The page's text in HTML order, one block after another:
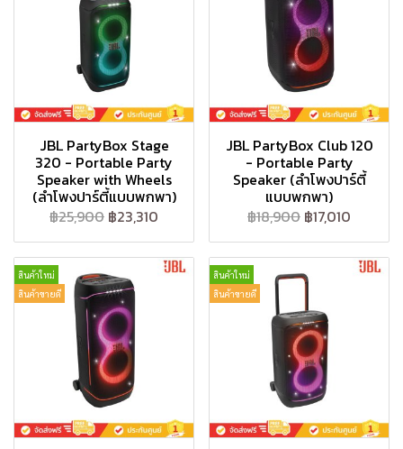
JBL PartyBox Stage
320 - Portable Party
Speaker with Wheels
(ลำโพงปาร์ตี้แบบพกพา)
฿25,900 ฿23,310
JBL PartyBox Club 120
- Portable Party
Speaker (ลำโพงปาร์ตี้
แบบพกพา)
฿18,900 ฿17,010
สินค้าใหม่
สินค้าขายดี
สินค้าใหม่
สินค้าขายดี